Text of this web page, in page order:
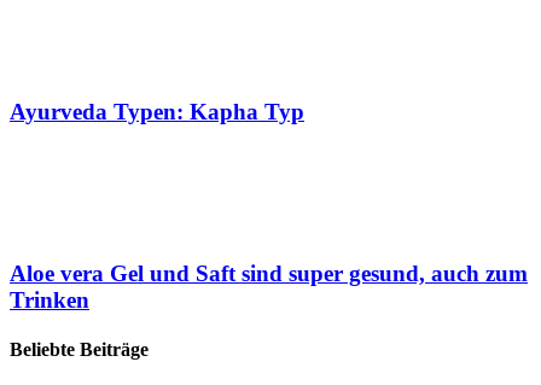
Ayurveda Typen: Kapha Typ
Aloe vera Gel und Saft sind super gesund, auch zum
Trinken
Beliebte Beiträge